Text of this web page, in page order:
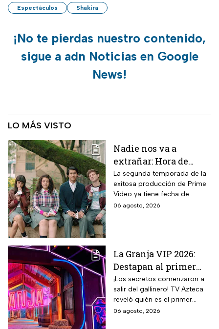
Espectáculos Shakira
¡No te pierdas nuestro contenido,
sigue a adn Noticias en Google
News!
LO MÁS VISTO
Nadie nos va a
extrañar: Hora de
estreno de la
Temporada 2 y reparto
completo
La segunda temporada de la
exitosa producción de Prime
Video ya tiene fecha de
estreno. Conoce el horario en
06 agosto, 2026
La Granja VIP 2026:
Destapan al primer
participante del
reality más viral de la
televisión mexicana
¡Los secretos comenzaron a
salir del gallinero! TV Azteca
reveló quién es el primer
granjero confirmado para la
06 agosto, 2026